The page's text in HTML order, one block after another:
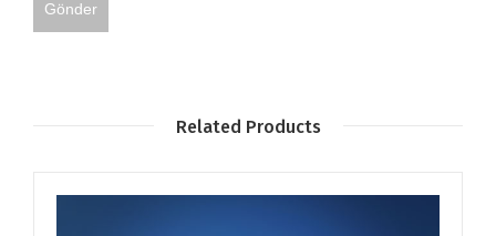
Related Products